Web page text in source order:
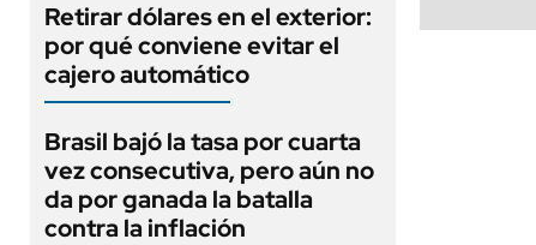
Retirar dólares en el exterior:
por qué conviene evitar el
cajero automático
Brasil bajó la tasa por cuarta
vez consecutiva, pero aún no
da por ganada la batalla
contra la inflación